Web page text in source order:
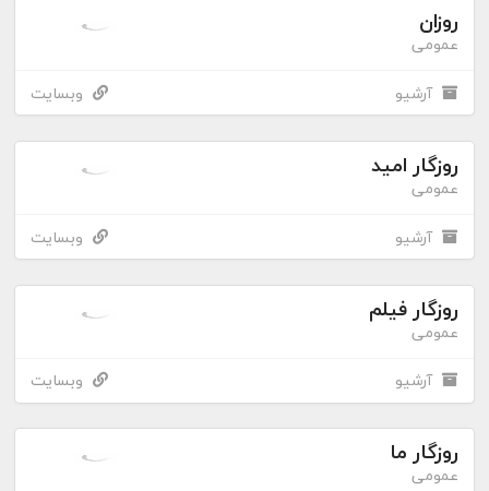
روزان
عمومی
آرشیو
وبسایت
روزگار امید
عمومی
آرشیو
وبسایت
روزگار فیلم
عمومی
آرشیو
وبسایت
روزگار ما
عمومی